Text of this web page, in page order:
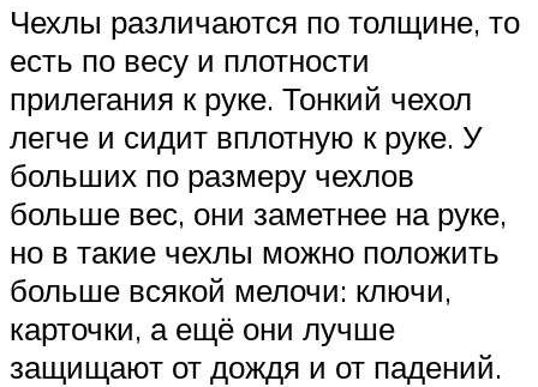
Чехлы различаются по толщине, то
есть по весу и плотности
прилегания к руке. Тонкий чехол
легче и сидит вплотную к руке. У
больших по размеру чехлов
больше вес, они заметнее на руке,
но в такие чехлы можно положить
больше всякой мелочи: ключи,
карточки, а ещё они лучше
защищают от дождя и от падений.